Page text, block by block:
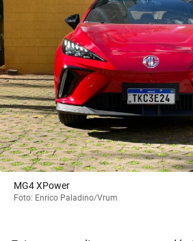
MG4 XPower
Foto: Enrico Paladino/Vrum